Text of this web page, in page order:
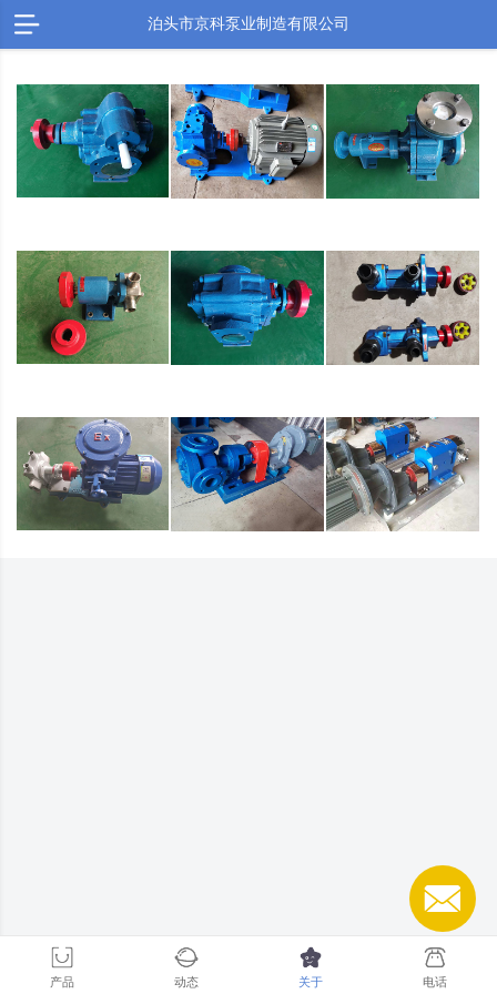
泊头市京科泵业制造有限公司
产品 动态 关于 电话